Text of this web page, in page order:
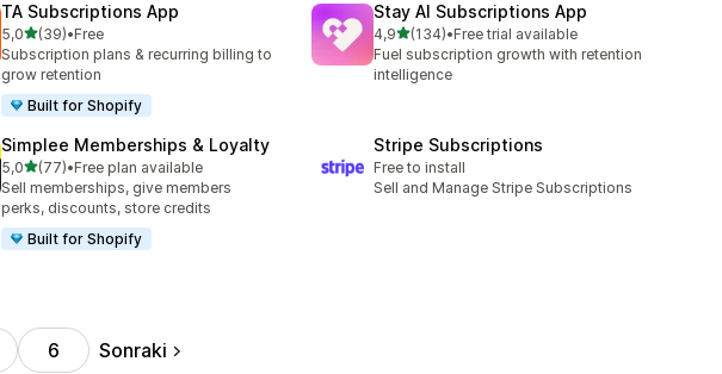
TA Subscriptions App
5,05 yıldız üzerinden
(39)
toplam 39 değerlendirme
•Free
Subscription plans & recurring billing to
grow retention
Built for Shopify
Stay AI Subscriptions App
4,95 yıldız üzerinden
(134)
toplam 134 değerlendirme
•Free trial available
Fuel subscription growth with retention
intelligence
Simplee Memberships & Loyalty
5,05 yıldız üzerinden
(77)
toplam 77 değerlendirme
•Free plan available
Sell memberships, give members
perks, discounts, store credits
Built for Shopify
Stripe Subscriptions
Free to install
Sell and Manage Stripe Subscriptions
6 Sonraki